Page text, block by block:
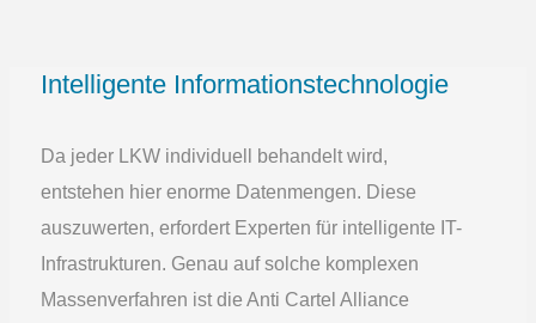
Intelligente Informationstechnologie
Da jeder LKW individuell behandelt wird,
entstehen hier enorme Datenmengen. Diese
auszuwerten, erfordert Experten für intelligente IT-
Infrastrukturen. Genau auf solche komplexen
Massenverfahren ist die Anti Cartel Alliance